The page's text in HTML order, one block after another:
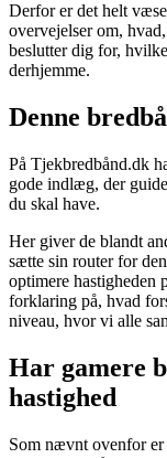
Derfor er det helt
overvejelser om,
beslutter dig for,
derhjemme.
Denne
På Tjekbredbånd.dk
gode indlæg, der
du skal have.
Her giver de blandt
sætte sin router for
optimere hastigheden
forklaring på, hvad
niveau, hvor vi alle
Har gamere
hastighed
Som nævnt ovenfor